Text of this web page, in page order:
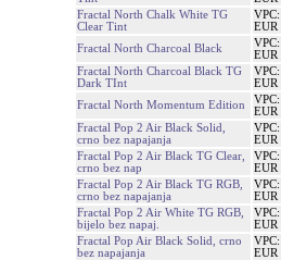
Fractal North Chalk White TG
Clear Tint
VPC:
EUR
Fractal North Charcoal Black
VPC:
EUR
Fractal North Charcoal Black TG
Dark TInt
VPC:
EUR
Fractal North Momentum Edition
VPC:
EUR
Fractal Pop 2 Air Black Solid,
crno bez napajanja
VPC:
EUR
Fractal Pop 2 Air Black TG Clear,
crno bez nap
VPC:
EUR
Fractal Pop 2 Air Black TG RGB,
crno bez napajanja
VPC:
EUR
Fractal Pop 2 Air White TG RGB,
bijelo bez napaj.
VPC:
EUR
Fractal Pop Air Black Solid, crno
bez napajanja
VPC:
EUR